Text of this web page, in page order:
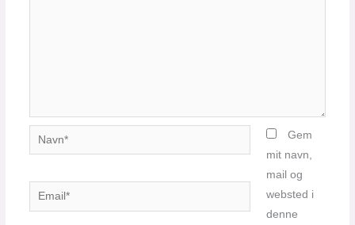
Navn*
Email*
Gem
mit navn,
mail og
websted i
denne